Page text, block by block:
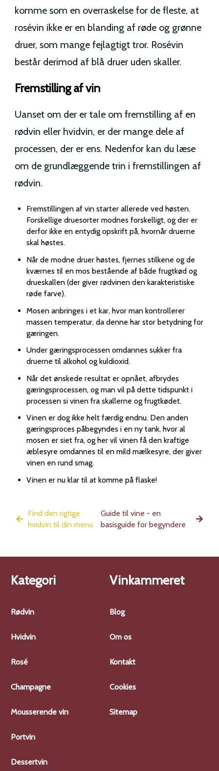
komme som en overraskelse for de fleste, at
rosévin ikke er en blanding af røde og grønne
druer, som mange fejlagtigt tror. Rosévin
består derimod af blå druer uden skaller.
Fremstilling af vin
Uanset om der er tale om fremstilling af en
rødvin eller hvidvin, er der mange dele af
processen, der er ens. Nedenfor kan du læse
om de grundlæggende trin i fremstillingen af
rødvin.
Fremstillingen af vin starter allerede ved høsten.
Forskellige druesorter modnes forskelligt, og der er
derfor ikke en entydig opskrift på, hvornår druerne
skal høstes.
Når de modne druer høstes, fjernes stilkene og de
kværnes til en mos bestående af både frugtkød og
drueskallen (der giver rødvinen den karakteristiske
røde farve).
Mosen anbringes i et kar, hvor man kontrollerer
massen temperatur, da denne har stor betydning for
gæringen.
Under gæringsprocessen omdannes sukker fra
druerne til alkohol og kuldioxid.
Når det ønskede resultat er opnået, afbrydes
gæringsprocessen, og man vil på dette tidspunkt i
processen si vinen fra skallerne og frugtkødet.
Vinen er dog ikke helt færdig endnu. Den anden
gæringsproces påbegyndes i en ny tank, hvor al
mosen er siet fra, og her vil vinen få den kraftige
æblesyre omdannes til en mild mælkesyre, der giver
vinen en rund smag.
Vinen er nu klar til at komme på flaske!
Find den rigtige
hvidvin til din menu
Guide til vine - en
basisguide for begyndere
Kategori
Rødvin
Hvidvin
Rosé
Champagne
Mousserende vin
Portvin
Dessertvin
Vinkammeret
Blog
Om os
Kontakt
Cookies
Sitemap